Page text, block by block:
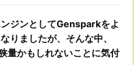
ジンとしてGensparkをよ
りましたが、そんな中、
量かもしれないことに気付